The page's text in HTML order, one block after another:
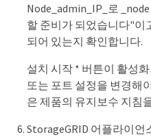
Node_admin_IP_로
할 준비가 되었습니다"이
되어 있는지 확인합니다.
설치 시작 * 버튼이 활성
또는 포트 설정을 변경해
은 제품의 유지보수 지침
StorageGRID 어플라이